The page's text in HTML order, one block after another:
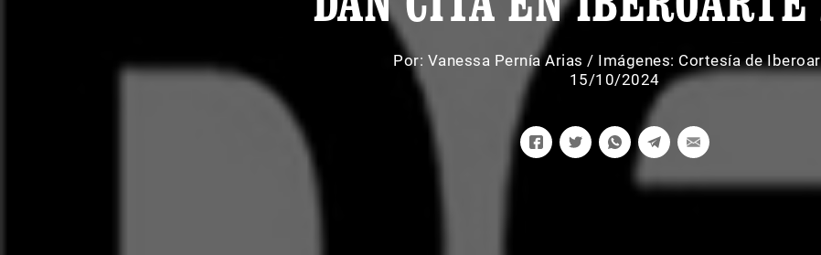
Por: Vanessa Pernía Arias / Imágenes: Cortesía de
15/10/2024